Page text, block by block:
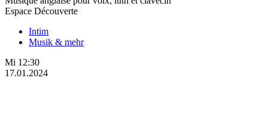
Espace Découverte
Intim
Musik & mehr
Mi 12:30
17.01.2024